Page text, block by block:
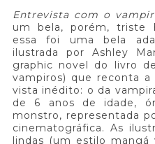
Entrevista com o
um bela, porém, triste
essa foi uma bela
ilustrada por Ashley
graphic novel do livro
vampiros) que reconta
vista inédito: o da
de 6 anos de idade,
monstro, representada
cinematográfica. As
lindas (um estilo